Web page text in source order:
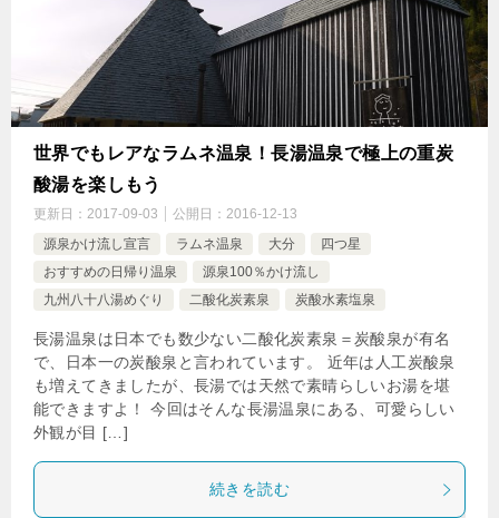
世界でもレアなラムネ温泉！長湯温泉で極上の重炭
酸湯を楽しもう
更新日： 2017-09-03 公開日： 2016-12-13
源泉かけ流し宣言
ラムネ温泉 大分
四つ星
おすすめの日帰り温泉
源泉100％かけ流し
九州八十八湯めぐり
二酸化炭素泉 炭酸水素塩泉
長湯温泉は日本でも数少ない二酸化炭素泉＝炭酸泉が有名
で、日本一の炭酸泉と言われています。 近年は人工炭酸泉
も増えてきましたが、長湯では天然で素晴らしいお湯を堪
能できますよ！ 今回はそんな長湯温泉にある、可愛らしい
外観が目 […]
続きを読む